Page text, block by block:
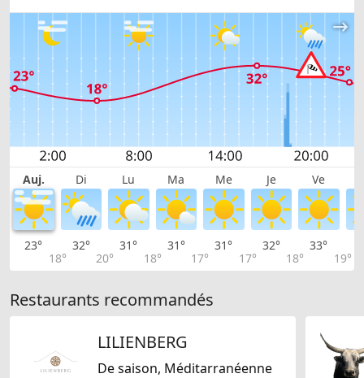
Auj. Di Lu Ma Me Je Ve
23°
18°
32°
20°
31°
18°
31°
17°
31°
17°
32°
18°
33°
19°
Restaurants recommandés
LILIENBERG
De saison, Méditarranéenne